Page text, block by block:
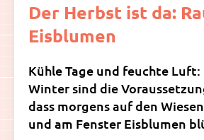
Der Herbst ist da:
Eisblumen
Kühle Tage und feuchte
Winter sind die
dass morgens auf den
und am Fenster Eisblumen